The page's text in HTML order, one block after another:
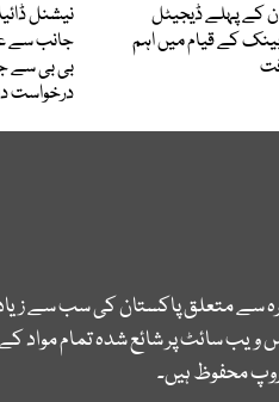
کے پہلے ڈیجیٹل
کے قیام میں اہم
نیشنل
جانب سے
بی بی سے
درخواست
سے متعلق پاکستان کی سب سے
سائٹ پر شائع شدہ تمام مواد
محفوظ ہیں۔